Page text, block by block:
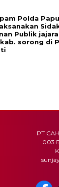
Polda
Publik
sorong di
PT
003